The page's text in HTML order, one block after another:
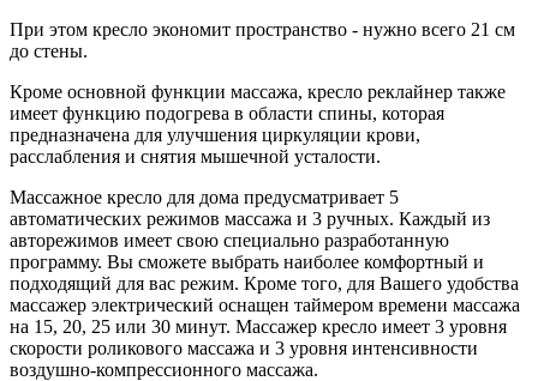
При этом кресло экономит пространство - нужно всего 21 см
до стены.
Кроме основной функции массажа, кресло реклайнер также
имеет функцию подогрева в области спины, которая
предназначена для улучшения циркуляции крови,
расслабления и снятия мышечной усталости.
Массажное кресло для дома предусматривает 5
автоматических режимов массажа и 3 ручных. Каждый из
авторежимов имеет свою специально разработанную
программу. Вы сможете выбрать наиболее комфортный и
подходящий для вас режим. Кроме того, для Вашего удобства
массажер электрический оснащен таймером времени массажа
на 15, 20, 25 или 30 минут. Массажер кресло имеет 3 уровня
скорости роликового массажа и 3 уровня интенсивности
воздушно-компрессионного массажа.